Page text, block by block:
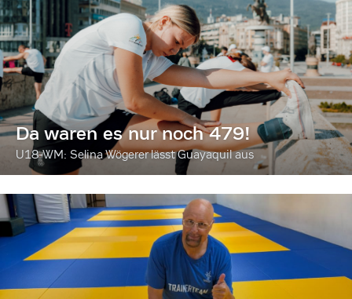
Da waren es nur noch 479!
U18-WM: Selina Wögerer lässt Guayaquil aus